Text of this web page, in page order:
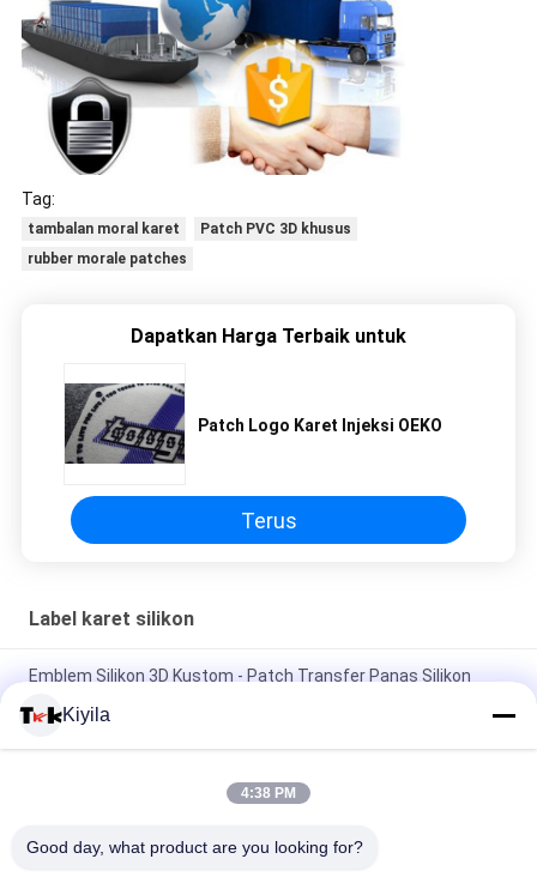
Tag:
tambalan moral karet
Patch PVC 3D khusus
rubber morale patches
Dapatkan Harga Terbaik untuk
Patch Logo Karet Injeksi OEKO
Terus
Label karet silikon
Emblem Silikon 3D Kustom - Patch Transfer Panas Silikon
Custom Wholesale Silicone Badges - Patch Animals/Brand
Logo untuk Dekorasi Topi Backpack Garment
tidak berbau dan dapat terurai secara biologis
Kiyila
4:38 PM
Good day, what product are you looking for?